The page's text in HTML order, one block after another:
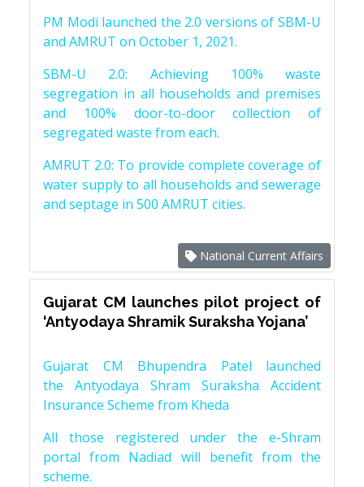
PM Modi launched the 2.0 versions of SBM-U
and AMRUT on October 1, 2021.
SBM-U 2.0: Achieving 100% waste
segregation in all households and premises
and 100% door-to-door collection of
segregated waste from each.
AMRUT 2.0: To provide complete coverage of
water supply to all households and sewerage
and septage in 500 AMRUT cities.
National Current Affairs
Gujarat CM launches pilot project of
‘Antyodaya Shramik Suraksha Yojana’
Gujarat CM Bhupendra Patel launched
the Antyodaya Shram Suraksha Accident
Insurance Scheme from Kheda
All those registered under the e-Shram
portal from Nadiad will benefit from the
scheme.